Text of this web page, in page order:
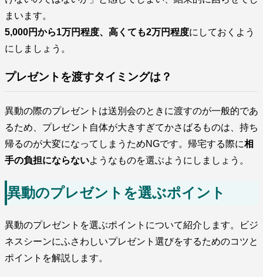
まいます。
5,000円から1万円程度、高くても2万円程度にしておくよう
にしましょう。
プレゼントを渡すタイミングは？
異動の際のプレゼントは送別会のときに渡すのが一般的であ
るため、プレゼント自体が大きすぎてかさばるものは、持ち
帰るのが大変になってしまうためNGです。帰宅する際に相
手の負担にならないようなものを選ぶようにしましょう。
異動のプレゼントを選ぶポイント
異動のプレゼントを選ぶポイントについて紹介します。ビジ
ネスシーンにふさわしいプレゼント選びをするためのコツと
ポイントを解説します。